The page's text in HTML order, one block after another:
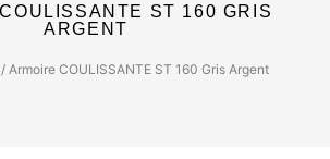
ST 160 GRIS
ARGENT
Armoire COULISSANTE ST 160 Gris Argent